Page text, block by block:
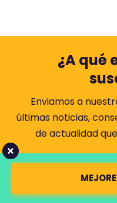
¿A qué
Enviamos a
últimas noticias,
de actualidad
T
n
T